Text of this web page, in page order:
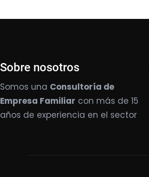
Sobre nosotros
Somos una Consultoría de
Empresa Familiar con más de 15
años de experiencia en el sector